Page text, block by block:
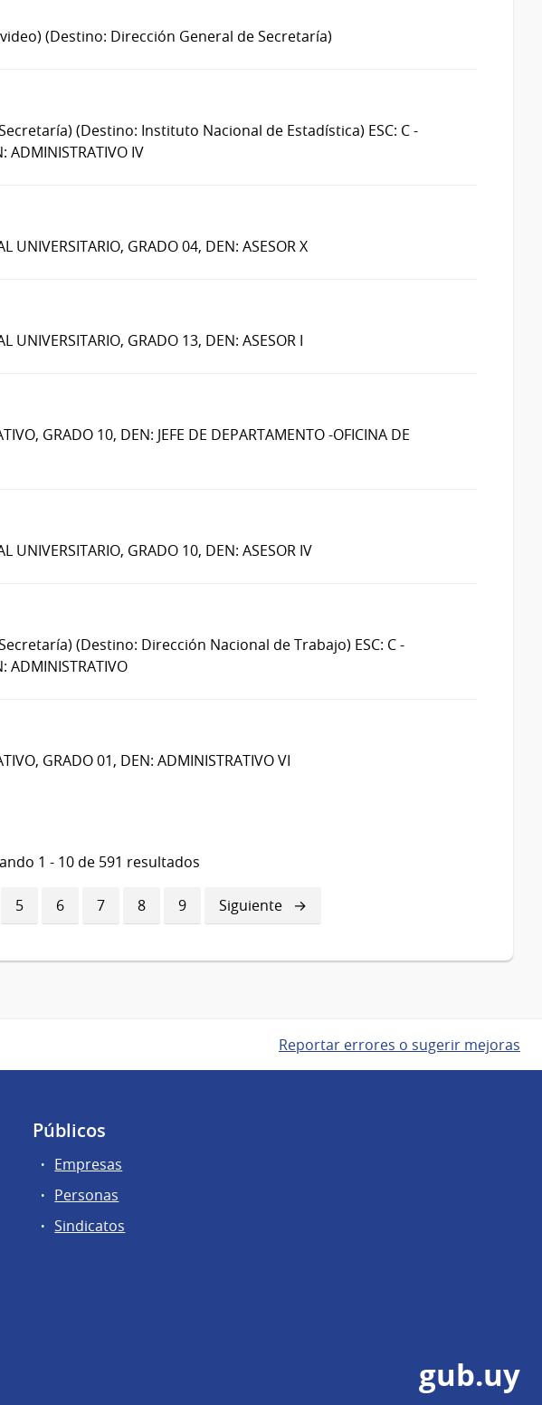
(Destino: Dirección General de Secretaría)
(Destino: Instituto Nacional de Estadística) ESC: C -
ADMINISTRATIVO IV
UNIVERSITARIO, GRADO 04, DEN: ASESOR X
UNIVERSITARIO, GRADO 13, DEN: ASESOR I
GRADO 10, DEN: JEFE DE DEPARTAMENTO -OFICINA DE
UNIVERSITARIO, GRADO 10, DEN: ASESOR IV
(Destino: Dirección Nacional de Trabajo) ESC: C -
ADMINISTRATIVO
GRADO 01, DEN: ADMINISTRATIVO VI
1 - 10 de 591 resultados
Página
5 Página
6 Página
7 Página
8 Página
9
Siguiente
página
Siguiente
Reportar errores o sugerir mejoras
Públicos
Empresas
Personas
Sindicatos
gub.uy